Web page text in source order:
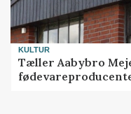
KULTUR
Tæller Aabybro